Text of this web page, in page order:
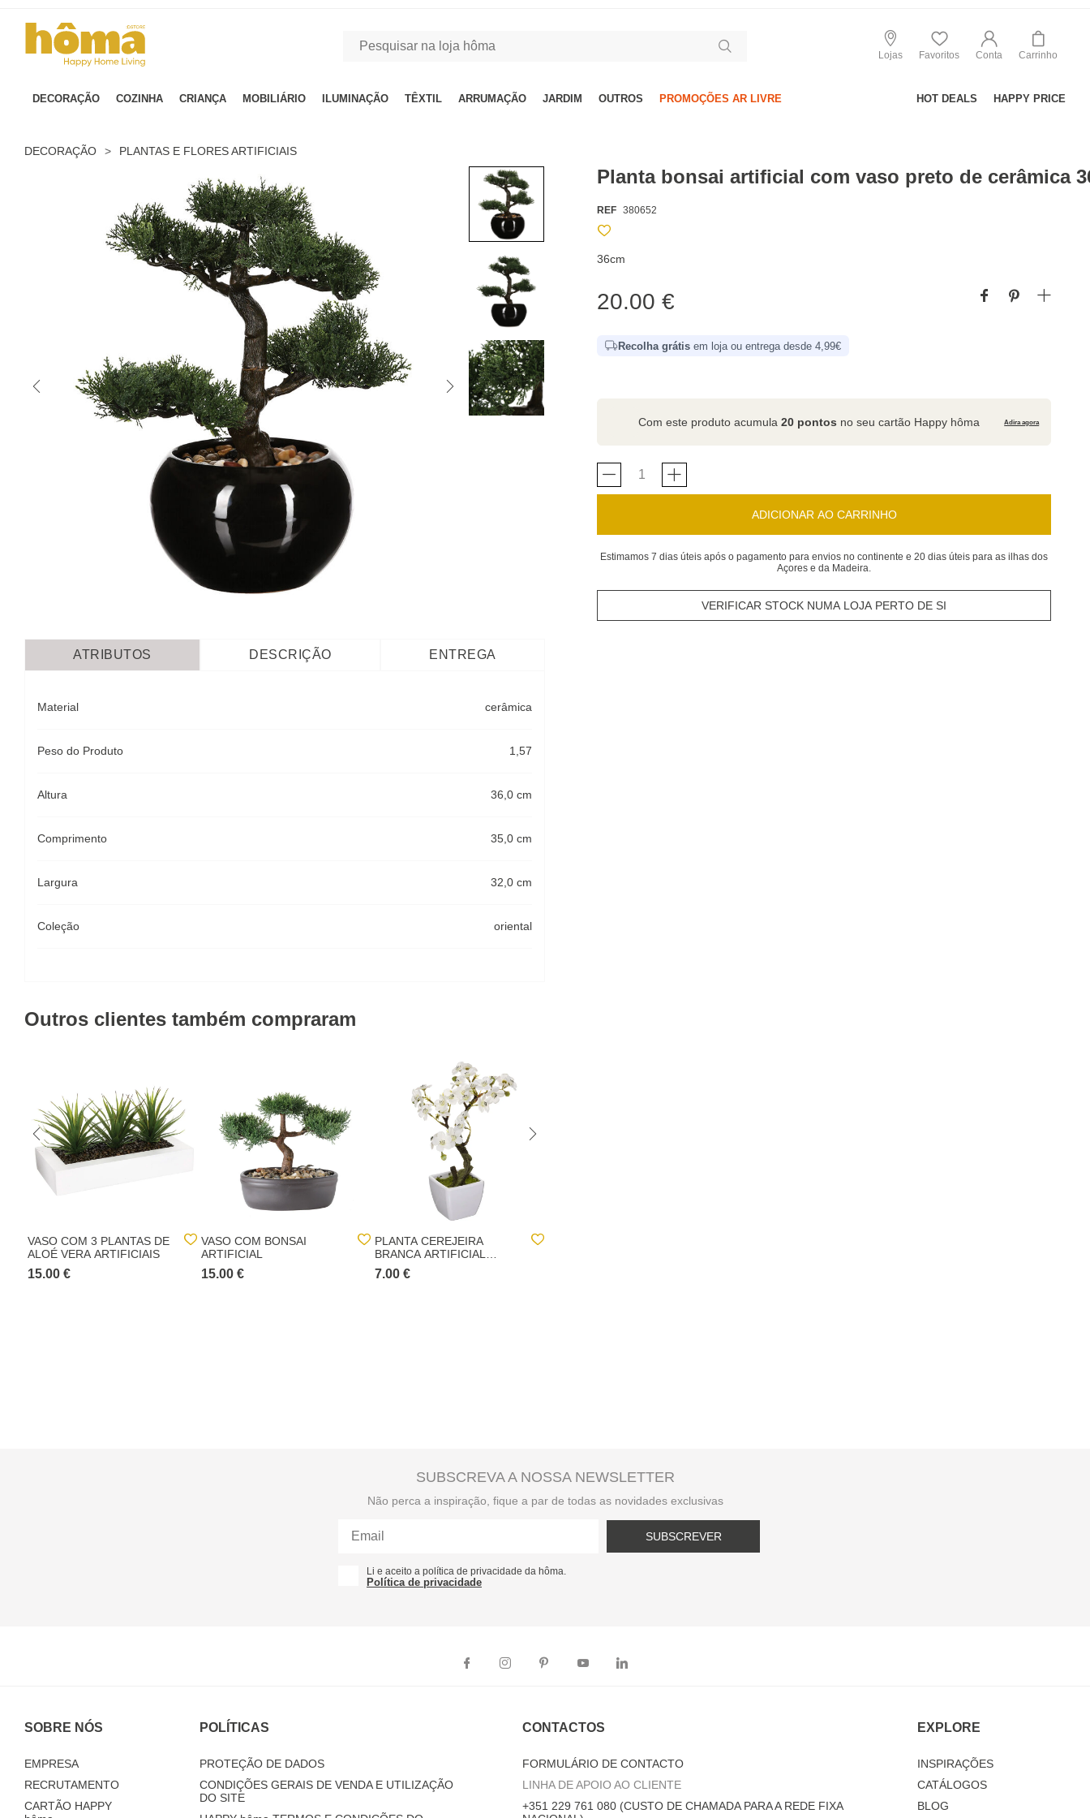
Lojas Favoritos Conta Carrinho
DECORAÇÃO COZINHA CRIANÇA MOBILIÁRIO ILUMINAÇÃO TÊXTIL ARRUMAÇÃO JARDIM OUTROS PROMOÇÕES AR LIVRE HOT DEALS HAPPY PRICE
DECORAÇÃO > PLANTAS E FLORES ARTIFICIAIS
Planta bonsai artificial com vaso preto de cerâmica
REF 380652
36cm
20.00 €
Recolha grátis em loja ou entrega desde 4,99€
Com este produto acumula20 pontos no seu cartão Happy hôma Adira agora
ADICIONAR AO CARRINHO
Estimamos 7 dias úteis após o pagamento para envios no continente e 20 dias úteis para as ilhas dos
Açores e da Madeira.
VERIFICAR STOCK NUMA LOJA PERTO DE SI
ATRIBUTOS DESCRIÇÃO ENTREGA
Material cerâmica
Peso do Produto 1,57
Altura 36,0 cm
Comprimento 35,0 cm
Largura 32,0 cm
Coleção oriental
Outros clientes também compraram
VASO COM 3 PLANTAS DE
ALOÉ VERA ARTIFICIAIS
15.00 €
VASO COM BONSAI
ARTIFICIAL
15.00 €
PLANTA CEREJEIRA
BRANCA ARTIFICIAL
26CM
7.00 €
SUBSCREVA A NOSSA NEWSLETTER
Não perca a inspiração, fique a par de todas as novidades exclusivas
SUBSCREVER
Li e aceito a política de privacidade da hôma.
Política de privacidade
SOBRE NÓS
EMPRESA
RECRUTAMENTO
CARTÃO HAPPY
POLÍTICAS
PROTEÇÃO DE DADOS
CONDIÇÕES GERAIS DE VENDA E UTILIZAÇÃO
DO SITE
CONTACTOS
FORMULÁRIO DE CONTACTO
LINHA DE APOIO AO CLIENTE
+351 229 761 080 (CUSTO DE CHAMADA PARA A REDE FIXA
EXPLORE
INSPIRAÇÕES
CATÁLOGOS
BLOG